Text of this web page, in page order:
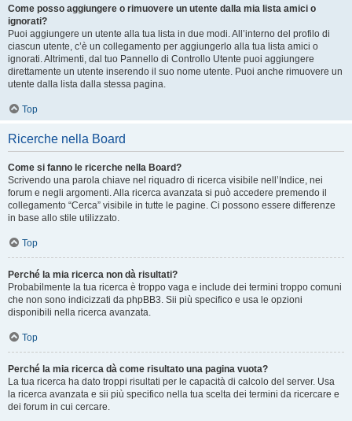
Come posso aggiungere o rimuovere un utente dalla mia lista amici o
ignorati?
Puoi aggiungere un utente alla tua lista in due modi. All’interno del profilo di
ciascun utente, c’è un collegamento per aggiungerlo alla tua lista amici o
ignorati. Altrimenti, dal tuo Pannello di Controllo Utente puoi aggiungere
direttamente un utente inserendo il suo nome utente. Puoi anche rimuovere un
utente dalla lista dalla stessa pagina.
Top
Ricerche nella Board
Come si fanno le ricerche nella Board?
Scrivendo una parola chiave nel riquadro di ricerca visibile nell’Indice, nei
forum e negli argomenti. Alla ricerca avanzata si può accedere premendo il
collegamento “Cerca” visibile in tutte le pagine. Ci possono essere differenze
in base allo stile utilizzato.
Top
Perché la mia ricerca non dà risultati?
Probabilmente la tua ricerca è troppo vaga e include dei termini troppo comuni
che non sono indicizzati da phpBB3. Sii più specifico e usa le opzioni
disponibili nella ricerca avanzata.
Top
Perché la mia ricerca dà come risultato una pagina vuota?
La tua ricerca ha dato troppi risultati per le capacità di calcolo del server. Usa
la ricerca avanzata e sii più specifico nella tua scelta dei termini da ricercare e
dei forum in cui cercare.